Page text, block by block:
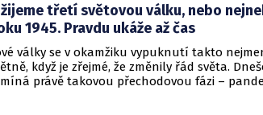
a konec nacistické tyranie.
třetí světovou válku, nebo
1945. Pravdu ukáže až čas
války se v okamžiku vypuknutí takto
když je zřejmé, že změnily řád světa.
právě takovou přechodovou fázi –